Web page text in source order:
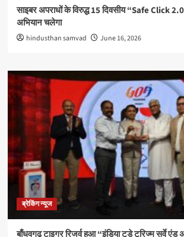
साइबर अपराधों के विरुद्ध 15 दिवसीय “Safe Click
अभियान चलेगा
hindusthan samvad June 16, 2026
ब्रेकिंग न्यूज
बाँधवगढ़ टाइगर रिजर्व हुआ “इंडिया टुडे टूरिज्म सर्वे एंड